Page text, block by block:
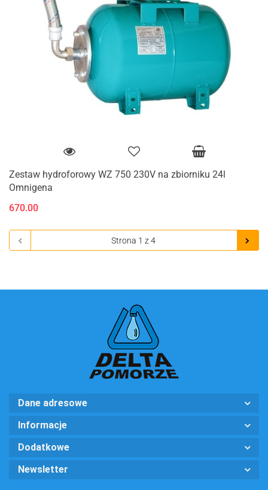
Zestaw hydroforowy WZ 750 230V na zbiorniku 24l
Omnigena
670.00
Dane adresowe
Informacje
Dodatkowe
Newsletter